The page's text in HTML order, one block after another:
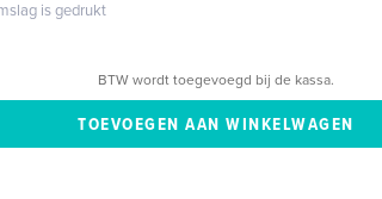
is gedrukt
BTW wordt toegevoegd bij de kassa.